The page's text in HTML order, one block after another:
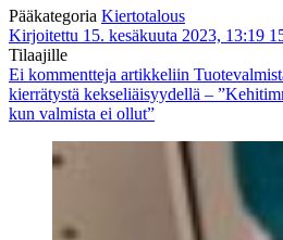
Pääkategoria Kiertotalous
Kirjoitettu 15. kesäkuuta 2023, 13:19
Tilaajille
Ei kommentteja artikkeliin
kierrätystä kekseliäisyydellä –
kun valmista ei ollut”